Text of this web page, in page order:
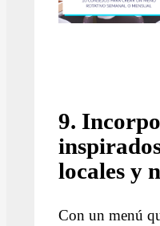
9.
locales y
Con un menú